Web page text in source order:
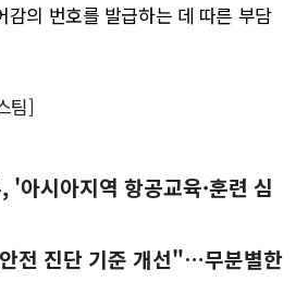
감의 번호를 발급하는 데 따른 부담
팀]
'아시아지역 항공교육·훈련 심
전 진단 기준 개선"…무분별한